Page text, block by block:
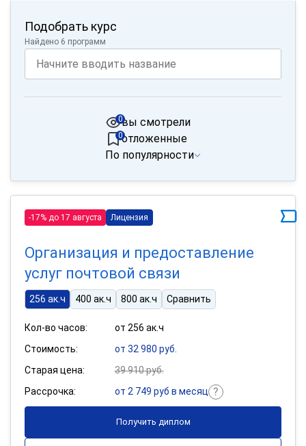
Подобрать курс
Найдено 6 программ
вы смотрели
0
отложенные
0
По популярности
-17% до 17 августа Лицензия
Организация и предоставление
услуг почтовой связи
256 ак.ч 400 ак.ч 800 ак.ч Сравнить
Кол-во часов:
от 256 ак.ч
Стоимость:
от 32 980 руб.
Старая цена:
39 910 руб.
Рассрочка:
от 2 749 руб в месяц
Получить диплом